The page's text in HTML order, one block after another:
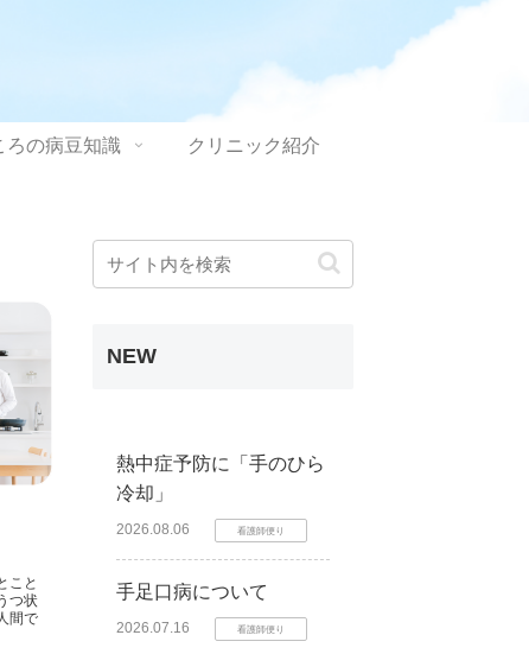
ろの病豆知識 クリニック紹介
こと
つ状
間で
NEW
熱中症予防に「手のひら
冷却」
2026.08.06 看護師便り
手足口病について
2026.07.16 看護師便り